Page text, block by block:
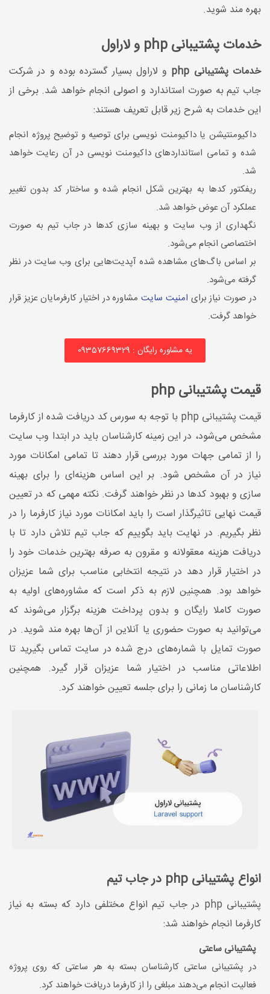
بهره مند شوید.
خدمات پشتیبانی php و لاراول
خدمات پشتیبانی php
و لاراول بسیار گسترده بوده و در شرکت
جاب تیم به صورت استاندارد و اصولی انجام خواهد شد. برخی از
این خدمات به شرح زیر قابل تعریف هستند:
داکیومنتیشن یا داکیومنت نویسی برای توصیه و توضیح پروژه انجام
شده و تمامی استانداردهای داکیومنت نویسی در آن رعایت خواهد
شد.
ریفکتور کدها به بهترین شکل انجام شده و ساختار کد بدون تغییر
عملکرد آن عوض خواهد شد.
نگهداری از وب سایت و بهینه سازی کدها در جاب تیم به صورت
اختصاصی انجام می‌شود.
بر اساس باگ‌های مشاهده شده آپدیت‌هایی برای وب سایت در نظر
گرفته می‌شود.
در صورت نیاز برای امنیت سایتمشاوره در اختیار کارفرمایان عزیز قرار
خواهد گرفت.
یه مشاوره رایگان : 09357669329
قیمت پشتیبانی php
قیمت پشتیبانی php با توجه به سورس کد دریافت شده از کارفرما
مشخص می‌شود، در این زمینه کارشناسان باید در ابتدا وب سایت
را از تمامی جهات مورد بررسی قرار دهند تا تمامی امکانات مورد
نیاز در آن مشخص شود. بر این اساس هزینه‌ای را برای بهینه
سازی و بهبود کدها در نظر خواهند گرفت. نکته مهمی که در تعیین
قیمت نهایی تاثیرگذار است را باید امکانات مورد نیاز کارفرما را در
نظر بگیریم. در نهایت باید بگوییم که جاب تیم تلاش دارد تا با
دریافت هزینه معقولانه و مقرون به صرفه بهترین خدمات خود را
در اختیار قرار دهد در نتیجه انتخابی مناسب برای شما عزیزان
خواهد بود. همچنین لازم به ذکر است که مشاوره‌های اولیه به
صورت کاملا رایگان و بدون پرداخت هزینه برگزار می‌شوند که
می‌توانید به صورت حضوری یا آنلاین از آن‌ها بهره مند شوید. در
صورت تمایل با شماره‌های درج شده در سایت تماس بگیرید تا
اطلاعاتی مناسب در اختیار شما عزیزان قرار گیرد. همچنین
کارشناسان ما زمانی را برای جلسه تعیین خواهند کرد.
انواع پشتیبانی php در جاب تیم
پشتیبانی php در جاب تیم انواع مختلفی دارد که بسته به نیاز
کارفرما انجام خواهند شد:
پشتیبانی ساعتی
در پشتیبانی ساعتی کارشناسان بسته به هر ساعتی که روی پروژه
فعالیت انجام می‌دهند مبلغی را از کارفرما دریافت خواهند کرد.